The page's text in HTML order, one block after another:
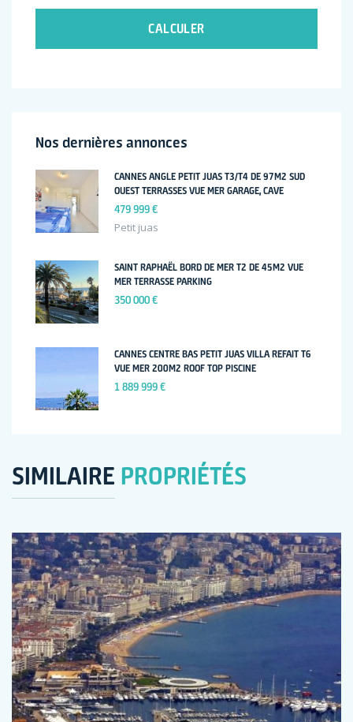
CALCULER
Nos dernières annonces
CANNES ANGLE PETIT JUAS T3/T4 DE 97M2 SUD
OUEST TERRASSES VUE MER GARAGE, CAVE
479 999 €
Petit juas
SAINT RAPHAËL BORD DE MER T2 DE 45M2 VUE
MER TERRASSE PARKING
350 000 €
CANNES CENTRE BAS PETIT JUAS VILLA REFAIT T6
VUE MER 200M2 ROOF TOP PISCINE
1 889 999 €
SIMILAIRE PROPRIÉTÉS